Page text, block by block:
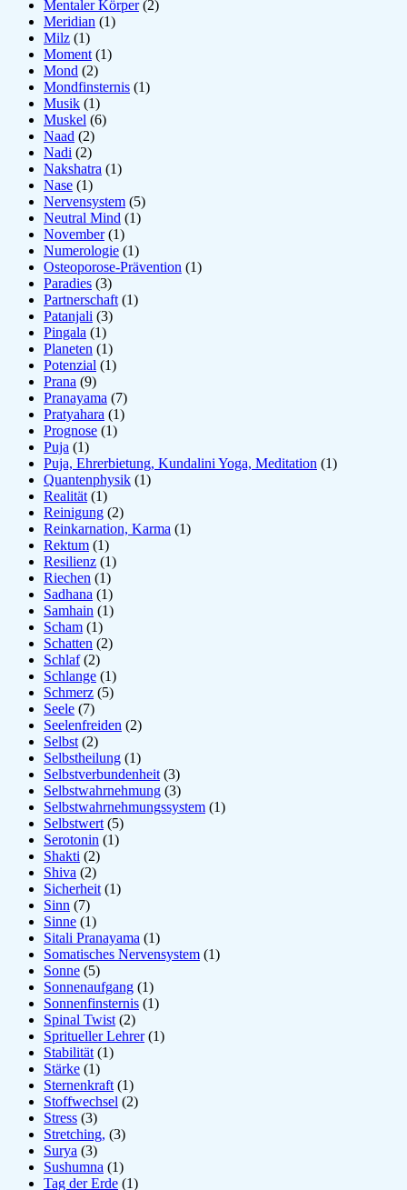
Mentaler Körper(2)
Meridian (1)
Milz (1)
Moment (1)
Mond (2)
Mondfinsternis (1)
Musik (1)
Muskel (6)
Naad (2)
Nadi (2)
Nakshatra (1)
Nase (1)
Nervensystem (5)
Neutral Mind (1)
November(1)
Numerologie (1)
Osteoporose-Prävention (1)
Paradies (3)
Partnerschaft (1)
Patanjali (3)
Pingala (1)
Planeten (1)
Potenzial (1)
Prana (9)
Pranayama (7)
Pratyahara (1)
Prognose (1)
Puja (1)
Puja, Ehrerbietung, Kundalini Yoga, Meditation (1)
Quantenphysik (1)
Realität (1)
Reinigung (2)
Reinkarnation, Karma (1)
Rektum (1)
Resilienz (1)
Riechen (1)
Sadhana (1)
Samhain (1)
Scham (1)
Schatten (2)
Schlaf(2)
Schlange (1)
Schmerz (5)
Seele (7)
Seelenfreiden (2)
Selbst (2)
Selbstheilung (1)
Selbstverbundenheit (3)
Selbstwahrnehmung (3)
Selbstwahrnehmungssystem (1)
Selbstwert (5)
Serotonin (1)
Shakti (2)
Shiva (2)
Sicherheit (1)
Sinn (7)
Sinne (1)
Sitali Pranayama (1)
Somatisches Nervensystem (1)
Sonne (5)
Sonnenaufgang (1)
Sonnenfinsternis (1)
Spinal Twist (2)
Spritueller Lehrer(1)
Stabilität (1)
Stärke (1)
Sternenkraft (1)
Stoffwechsel (2)
Stress (3)
Stretching, (3)
Surya (3)
Sushumna (1)
Tag der Erde (1)